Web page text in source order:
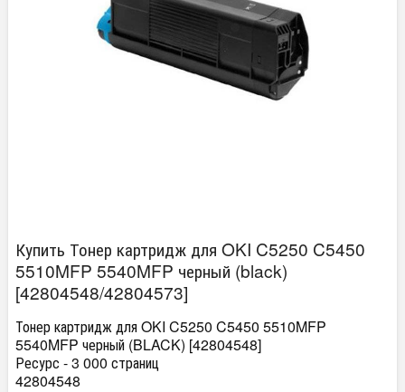
Купить Тонер картридж для OKI C5250 C5450
5510MFP 5540MFP черный (black)
[42804548/42804573]
Тонер картридж для OKI C5250 C5450 5510MFP
5540MFP черный (BLACK) [42804548]
Ресурс - 3 000 страниц
42804548